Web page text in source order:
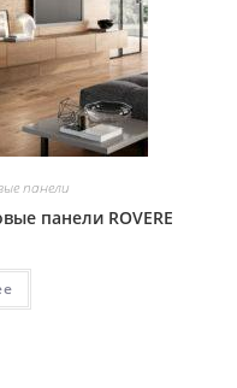
панели
панели ROVERE